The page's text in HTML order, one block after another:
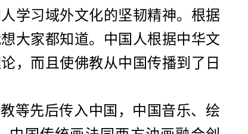
学习域外文化的坚韧精神。根据
大家都知道。中国人根据中华文
，而且使佛教从中国传播到了日
等先后传入中国，中国音乐、绘